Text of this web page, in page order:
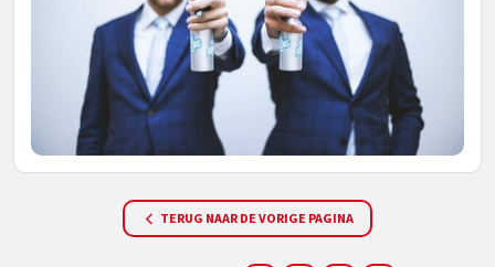
TERUG NAAR DE VORIGE PAGINA